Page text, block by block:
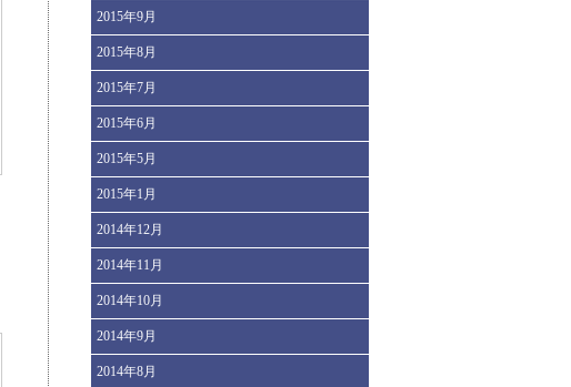
2015年9月
2015年8月
2015年7月
2015年6月
2015年5月
2015年1月
2014年12月
2014年11月
2014年10月
2014年9月
2014年8月